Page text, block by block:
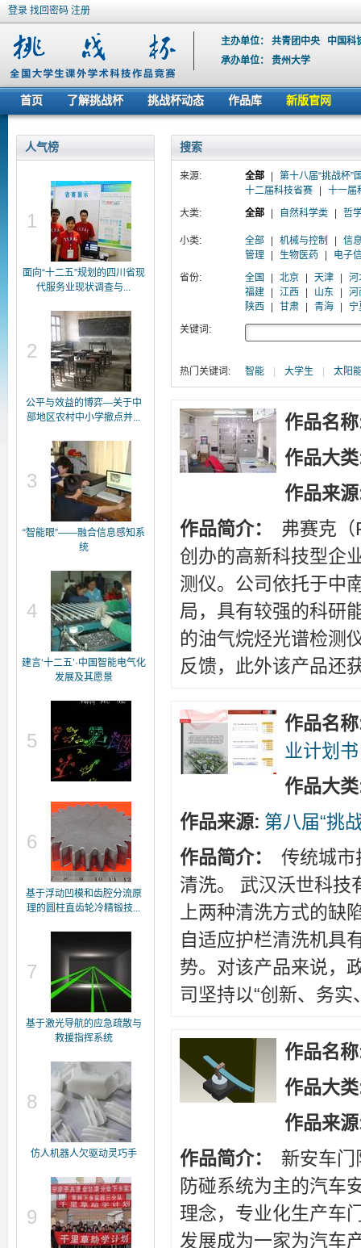
登录 找回密码 注册
主办单位：共青团中央
中国科
承办单位：贵州大学
首页 了解挑战杯 挑战杯动态 作品库 新版官网
人气榜
1
面向“十二五”规划的四川省现
代服务业现状调查与...
2
公平与效益的博弈—关于中
部地区农村中小学撤点并...
3
“智能眼”——融合信息感知系
统
4
建言‘十二五’·中国智能电气化
发展及其愿景
5
6
基于浮动凹模和齿腔分流原
理的圆柱直齿轮冷精锻技...
7
基于激光导航的应急疏散与
救援指挥系统
8
仿人机器人欠驱动灵巧手
9
搜索
来源: 全部
第十八届“挑战杯”
十二届科技省赛
十一届
大类:
全部 自然科学类 哲
小类: 全部 机械与控制
信
管理
生物医药
电子
省份:
全国 北京 天津
河
福建
江西 山东
河
陕西
甘肃 青海
宁
关键词:
热门关键词: 智能 大学生 太阳
作品名
作品大
作品来
作品简介：
弗赛克
创办的高新科技型企
测仪。公司依托于中
局，具有较强的科研
的油气烷烃光谱检测
反馈，此外该产品还
作品名
业计划书
作品大
作品来源: 第八届“挑
作品简介：
传统城市
清洗。 武汉沃世科技
上两种清洗方式的缺
自适应护栏清洗机具
势。对该产品来说，
司坚持以“创新、务
作品名
作品大
作品来
作品简介：
新安车
防碰系统为主的汽车
理念，专业化生产车
发展成为一家为汽车